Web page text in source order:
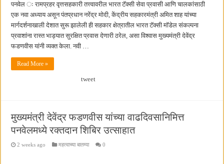
पनवेल ः रामप्रहर वृत्तसहकारी तत्त्वावरील भारत टॅक्सी सेवा प्रवासी आणि चालकांसाठी
एक नवा अध्याय असून पंतप्रधान नरेंद्र मोदी, केंद्रीय सहकारमंत्री अमित शाह यांच्या
मार्गदर्शनाखाली देशात सुरू झालेली ही सहकार क्षेत्रातील भारत टॅक्सी मॉडेल संकल्पना
प्रवाशांना रास्त भाड्यात सुरक्षित प्रवास देणारी ठरेल, असा विश्वास मुख्यमंत्री देवेंद्र
फडणवीस यांनी व्यक्त केला. नवी …
Read More »
tweet
मुख्यमंत्री देवेंद्र फडणवीस यांच्या वाढदिवसानिमित्त
पनवेलमध्ये रक्तदान शिबिर उत्साहात
2 weeks ago महत्वाच्या बातम्या 0